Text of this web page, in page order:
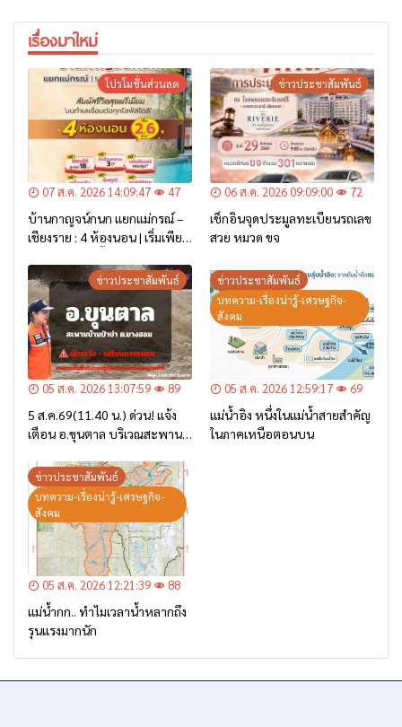
เรื่องมาใหม่
โปรโมชั่นส่วนลด
07 ส.ค. 2026 14:09:47 47
บ้านกาญจน์กนก แยกแม่กรณ์ –
เชียงราย : 4 ห้องนอน | เริ่มเพียง
ข่าวประชาสัมพันธ์
06 ส.ค. 2026 09:09:00 72
เช็กอินจุดประมูลทะเบียนรถเลข
สวย หมวด ขจ
ข่าวประชาสัมพันธ์
05 ส.ค. 2026 13:07:59 89
5 ส.ค.69(11.40 น.) ด่วน! แจ้ง
เตือน อ.ขุนตาล บริเวณสะพาน
– เตรียมการอพยพ”
ข่าวประชาสัมพันธ์
บทความ-เรื่องน่ารู้-เศรษฐกิจ-
สังคม
05 ส.ค. 2026 12:59:17 69
แม่น้ำอิง หนึ่งในแม่น้ำสายสำคัญ
ในภาคเหนือตอนบน
ข่าวประชาสัมพันธ์
บทความ-เรื่องน่ารู้-เศรษฐกิจ-
สังคม
05 ส.ค. 2026 12:21:39 88
แม่น้ำกก.. ทำไมเวลาน้ำหลากถึง
รุนแรงมากนัก